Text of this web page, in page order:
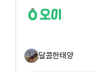
달콤한태양